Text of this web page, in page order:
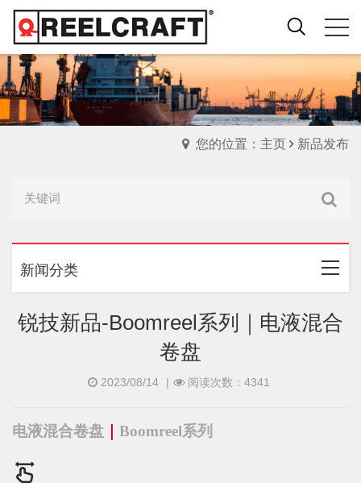
您的位置：主页 新品发布
新闻分类
锐技新品-Boomreel系列｜电液混合
卷盘
2023/08/14 | 阅读次数：4341
电液混合卷盘 Boomreel系列